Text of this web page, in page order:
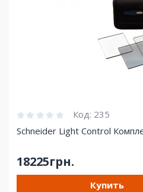
Код: 235
Schneider Light Control
18225грн.
Купить